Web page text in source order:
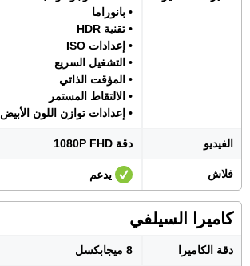
• بانوراما
• تقنية HDR
• إعدادات ISO
• التشغيل السريع
• المؤقت الذاتي
• الالتقاط المستمر
• إعدادات توازن اللون الأبيض
الفيديو دقة 1080P FHD
فلاش يدعم
كاميرا السيلفي
دقة الكاميرا 8 ميجابكسل